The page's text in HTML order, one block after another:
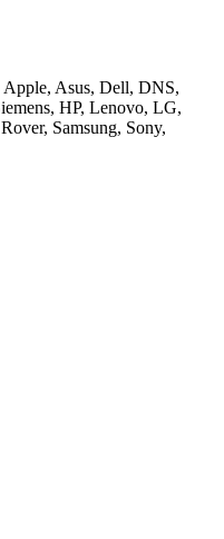
Asus, Dell, DNS,
HP, Lenovo, LG,
Samsung, Sony,